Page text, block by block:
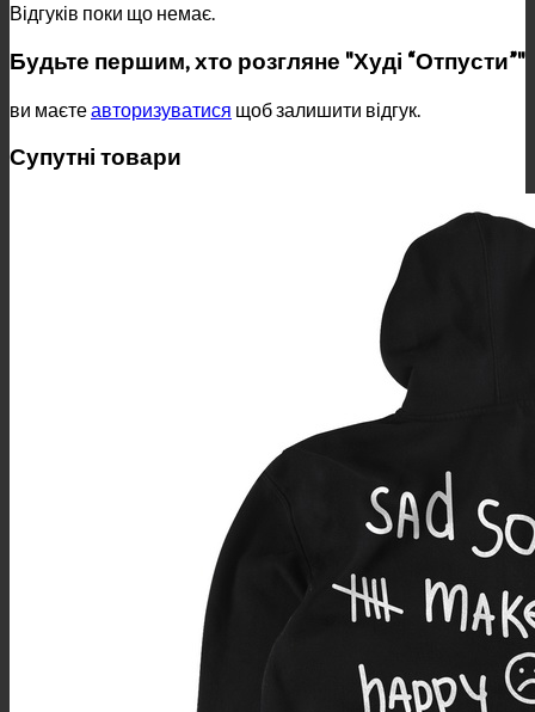
Відгуків поки що немає.
Будьте першим, хто розгляне "Худі “Отпусти”"
ви маєтеавторизуватися щоб залишити відгук.
Супутні товари